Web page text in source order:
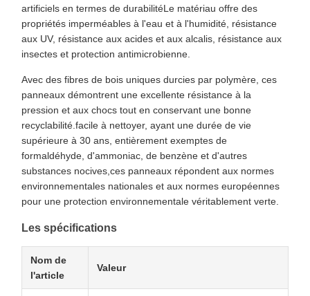
artificiels en termes de durabilitéLe matériau offre des
propriétés imperméables à l'eau et à l'humidité, résistance
aux UV, résistance aux acides et aux alcalis, résistance aux
insectes et protection antimicrobienne.
Avec des fibres de bois uniques durcies par polymère, ces
panneaux démontrent une excellente résistance à la
pression et aux chocs tout en conservant une bonne
recyclabilité.facile à nettoyer, ayant une durée de vie
supérieure à 30 ans, entièrement exemptes de
formaldéhyde, d'ammoniac, de benzène et d'autres
substances nocives,ces panneaux répondent aux normes
environnementales nationales et aux normes européennes
pour une protection environnementale véritablement verte.
Les spécifications
Nom de
l'article
Valeur